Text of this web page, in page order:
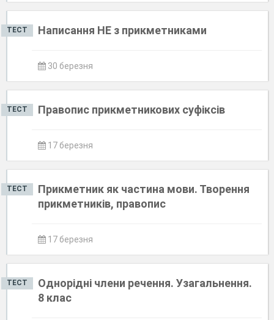
ТЕСТ Написання НЕ з прикметниками
30 березня
ТЕСТ Правопис прикметникових суфіксів
17 березня
ТЕСТ
Прикметник як частина мови. Творення
прикметників, правопис
17 березня
ТЕСТ
Однорідні члени речення. Узагальнення.
8 клас